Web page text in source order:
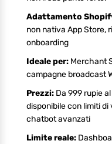
Adattamento
non nativa App Store,
onboarding
Ideale per: Merchant
campagne broadcast
Prezzi: Da 999 rupie
disponibile con limiti
chatbot avanzati
Limite reale: